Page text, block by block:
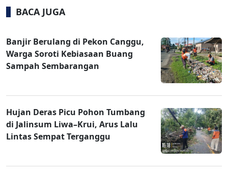
BACA JUGA
Banjir Berulang di Pekon Canggu,
Warga Soroti Kebiasaan Buang
Sampah Sembarangan
Hujan Deras Picu Pohon Tumbang
di Jalinsum Liwa–Krui, Arus Lalu
Lintas Sempat Terganggu